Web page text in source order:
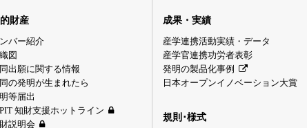
財産
バー紹介
図
出願に関する情報
の発明が生まれたら
等届出
知財支援ホットライン
説明会
成果・実績
産学連携活動実績・データ
産学官連携功労者表彰
発明の製品化事例
日本オープンイノベーション大賞
規則･様式